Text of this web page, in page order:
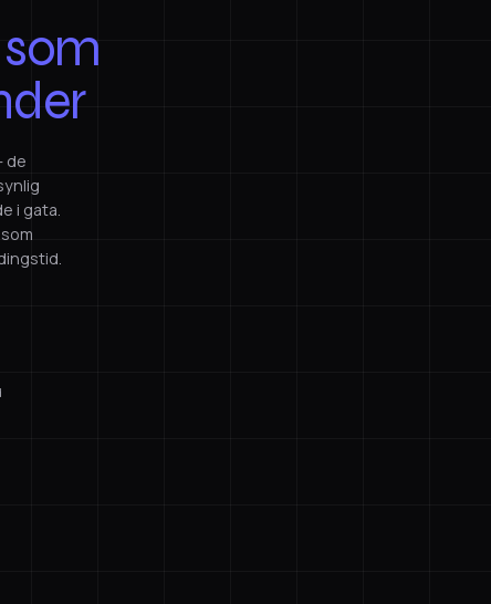
som
de
i gata.